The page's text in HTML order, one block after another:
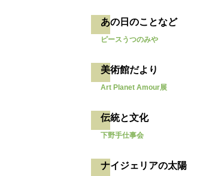
あの日のことなど
ピースうつのみや
美術館だより
Art Planet Amour展
伝統と文化
下野手仕事会
ナイジェリアの太陽